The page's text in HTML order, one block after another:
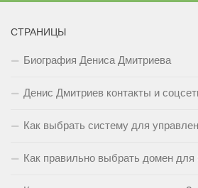
СТРАНИЦЫ
Биография Дениса Дмитриева
Денис Дмитриев контакты и
Как выбрать систему для
Как правильно выбрать домен для